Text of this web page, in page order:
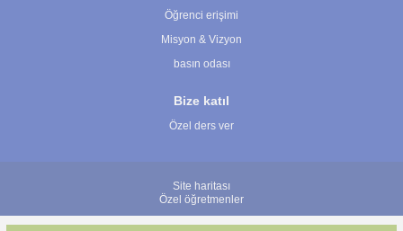
Öğrenci erişimi
Misyon & Vizyon
basın odası
Bize katıl
Özel ders ver
Site haritası
Özel öğretmenler